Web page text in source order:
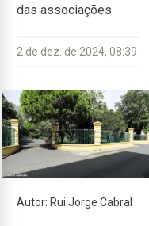
das associações
2 de dez. de 2024, 08:39
Autor: Rui Jorge Cabral